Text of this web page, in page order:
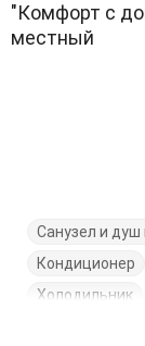
"Комфорт с
местный
Санузел и
Кондиционер
Холодильник